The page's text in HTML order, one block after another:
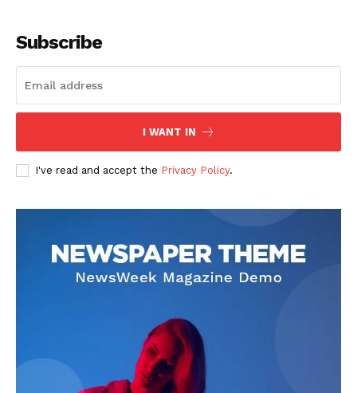
Subscribe
I WANT IN
I've read and accept the Privacy Policy.